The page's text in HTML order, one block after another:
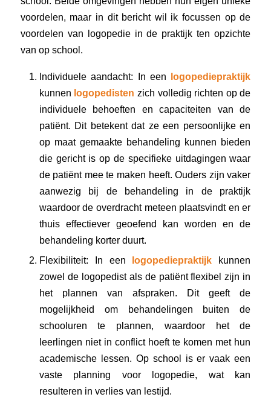
voordelen, maar in dit bericht wil ik focussen op de
voordelen van logopedie in de praktijk ten opzichte
van op school.
Individuele aandacht: In een logopediepraktijk
kunnen logopedisten zich volledig richten op de
individuele behoeften en capaciteiten van de
patiënt. Dit betekent dat ze een persoonlijke en
op maat gemaakte behandeling kunnen bieden
die gericht is op de specifieke uitdagingen waar
de patiënt mee te maken heeft. Ouders zijn vaker
aanwezig bij de behandeling in de praktijk
waardoor de overdracht meteen plaatsvindt en er
thuis effectiever geoefend kan worden en de
behandeling korter duurt.
Flexibiliteit: In een logopediepraktijk kunnen
zowel de logopedist als de patiënt flexibel zijn in
het plannen van afspraken. Dit geeft de
mogelijkheid om behandelingen buiten de
schooluren te plannen, waardoor het de
leerlingen niet in conflict hoeft te komen met hun
academische lessen. Op school is er vaak een
vaste planning voor logopedie, wat kan
resulteren in verlies van lestijd.